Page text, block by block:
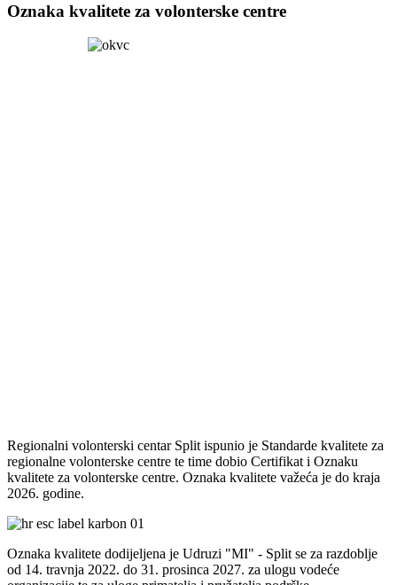
Oznaka kvalitete za volonterske centre
Regionalni volonterski centar Split ispunio je Standarde kvalitete za
regionalne volonterske centre te time dobio Certifikat i Oznaku
kvalitete za volonterske centre. Oznaka kvalitete važeća je do kraja
2026. godine.
Oznaka kvalitete dodijeljena je Udruzi "MI" - Split se za razdoblje
od 14. travnja 2022. do 31. prosinca 2027. za ulogu vodeće